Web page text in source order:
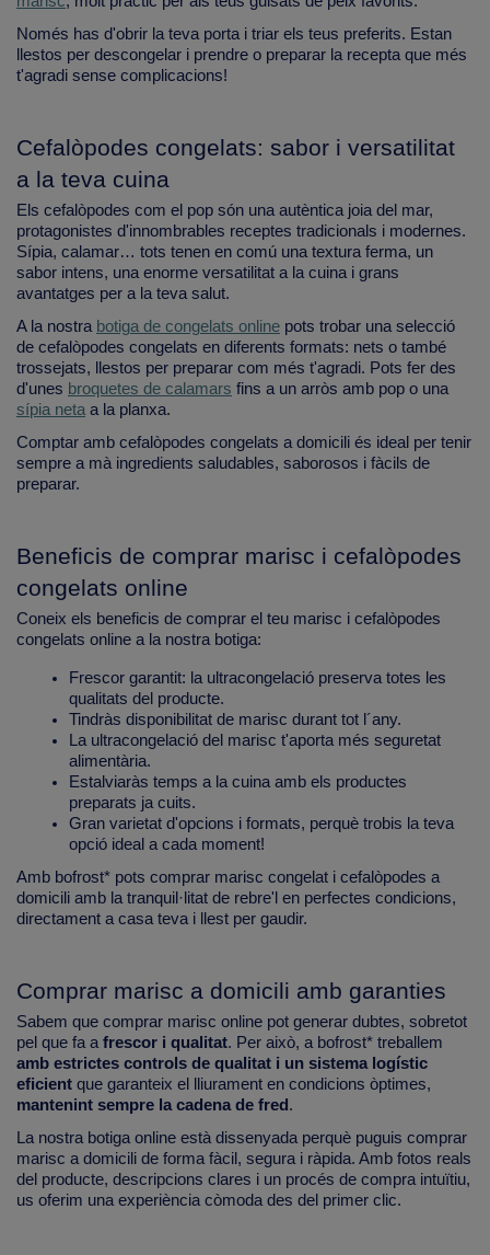
Només has d'obrir la teva porta i triar els teus preferits. Estan
llestos per descongelar i prendre o preparar la recepta que més
t'agradi sense complicacions!
Cefalòpodes congelats: sabor i versatilitat
a la teva cuina
Els cefalòpodes com el pop són una autèntica joia del mar,
protagonistes d'innombrables receptes tradicionals i modernes.
Sípia, calamar… tots tenen en comú una textura ferma, un
sabor intens, una enorme versatilitat a la cuina i grans
avantatges per a la teva salut.
A la nostra botiga de congelats online pots trobar una selecció
de cefalòpodes congelats en diferents formats: nets o també
trossejats, llestos per preparar com més t'agradi. Pots fer des
d'unes broquetes de calamars fins a un arròs amb pop o una
sípia neta a la planxa.
Comptar amb cefalòpodes congelats a domicili és ideal per tenir
sempre a mà ingredients saludables, saborosos i fàcils de
preparar.
Beneficis de comprar marisc i cefalòpodes
congelats online
Coneix els beneficis de comprar el teu marisc i cefalòpodes
congelats online a la nostra botiga:
Frescor garantit: la ultracongelació preserva totes les
qualitats del producte.
Tindràs disponibilitat de marisc durant tot l´any.
La ultracongelació del marisc t'aporta més seguretat
alimentària.
Estalviaràs temps a la cuina amb els productes
preparats ja cuits.
Gran varietat d'opcions i formats, perquè trobis la teva
opció ideal a cada moment!
Amb bofrost* pots comprar marisc congelat i cefalòpodes a
domicili amb la tranquil·litat de rebre'l en perfectes condicions,
directament a casa teva i llest per gaudir.
Comprar marisc a domicili amb garanties
Sabem que comprar marisc online pot generar dubtes, sobretot
pel que fa a frescor i qualitat. Per això, a bofrost* treballem
amb estrictes controls de qualitat i un sistema logístic
eficient que garanteix el lliurament en condicions òptimes,
mantenint sempre la cadena de fred .
La nostra botiga online està dissenyada perquè puguis comprar
marisc a domicili de forma fàcil, segura i ràpida. Amb fotos reals
del producte, descripcions clares i un procés de compra intuïtiu,
us oferim una experiència còmoda des del primer clic.